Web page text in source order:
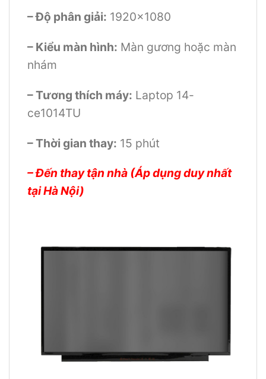
– Độ phân giải: 1920×1080
– Kiểu màn hình: Màn gương hoặc màn
nhám
– Tương thích máy: Laptop 14-
ce1014TU
– Thời gian thay: 15 phút
– Đến thay tận nhà (Áp dụng duy nhất
tại Hà Nội)